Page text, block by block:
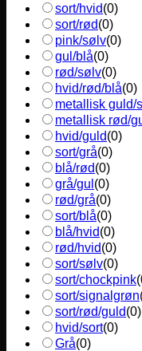
sort/hvid(0)
sort/rød(0)
pink/sølv(0)
gul/blå(0)
rød/sølv(0)
hvid/rød/blå(0)
metallisk guld/
metallisk rød/
hvid/guld(0)
sort/grå(0)
blå/rød(0)
grå/gul (0)
rød/grå(0)
sort/blå(0)
blå/hvid(0)
rød/hvid(0)
sort/sølv(0)
sort/chockpink(
sort/signalgrøn
sort/rød/guld(0)
hvid/sort(0)
Grå(0)